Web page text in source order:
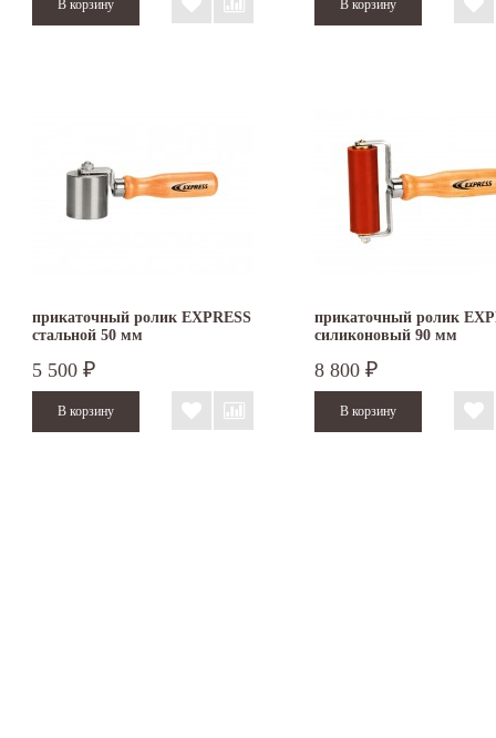
прикаточный ролик EXPRESS
стальной 50 мм
5 500 ₽
прикаточный ролик
силиконовый 90 мм
8 800 ₽